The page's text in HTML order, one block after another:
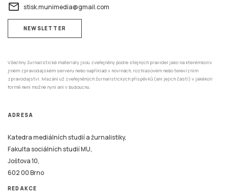
email stisk.munimedia@gmail.com
NEWSLETTER
Všechny žurnalistické materiály jsou zveřejněny podle stejných pravidel jako na kterémkoliv
jiném zpravodajském serveru nebo například v novinách, rozhlasovém nebo televizním
zpravodajství. Mazání už zveřejněných žurnalistických příspěvků (ani jejich částí) v jakékoli
formě není možné nyní ani v budoucnu.
ADRESA
Katedra mediálních studií a žurnalistiky,
Fakulta sociálních studií MU,
Joštova 10,
602 00 Brno
REDAKCE